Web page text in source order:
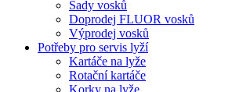
Sady vosků
Doprodej FLUOR vosků
Výprodej vosků
Potřeby pro servis lyží
Kartáče na lyže
Rotační kartáče
Korky na lyže